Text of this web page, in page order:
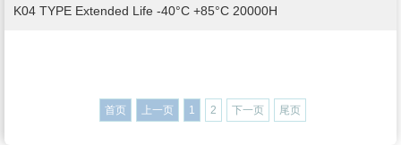
K04 TYPE Extended Life -40°C +85°C 20000H
首页 上一页 1 2 下一页 尾页